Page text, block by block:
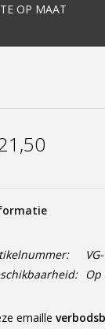
OP MAAT
Op
emaille